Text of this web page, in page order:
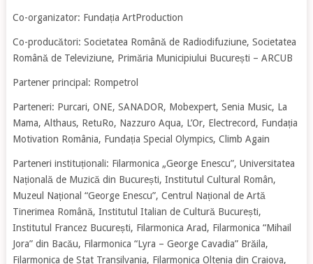
Co-organizator: Fundația ArtProduction
Co-producători: Societatea Română de Radiodifuziune, Societatea
Română de Televiziune, Primăria Municipiului București – ARCUB
Partener principal: Rompetrol
Parteneri: Purcari, ONE, SANADOR, Mobexpert, Senia Music, La
Mama, Althaus, RetuRo, Nazzuro Aqua, L’Or, Electrecord, Fundația
Motivation România, Fundația Special Olympics, Climb Again
Parteneri instituționali: Filarmonica „George Enescu”, Universitatea
Națională de Muzică din București, Institutul Cultural Român,
Muzeul Național “George Enescu”, Centrul Național de Artă
Tinerimea Română, Institutul Italian de Cultură București,
Institutul Francez București, Filarmonica Arad, Filarmonica “Mihail
Jora” din Bacău, Filarmonica “Lyra – George Cavadia” Brăila,
Filarmonica de Stat Transilvania, Filarmonica Oltenia din Craiova,